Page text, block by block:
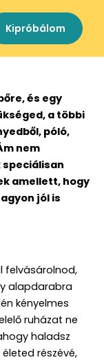
Kipróbálom
és egy
a többi
póló,
nem
amellett, hogy
jól is
felvásárolnod,
alapdarabra
kényelmes
ruházat ne
haladsz
részévé,